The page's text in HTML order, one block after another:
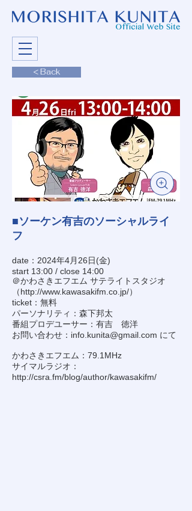
< Back
■ソーケン有吉のソーシャルライ
フ
date：2024年4月26日(金)
start 13:00 / close 14:00
＠かわさきエフエム サテライトスタジオ
（http://www.kawasakifm.co.jp/）
ticket：無料
パーソナリティ：森下邦太
番組プロデユーサー：有吉 徳洋
お問い合わせ： info.kunita@gmail.com にて
かわさきエフエム：79.1MHz
サイマルラジオ：
http://csra.fm/blog/author/kawasakifm/